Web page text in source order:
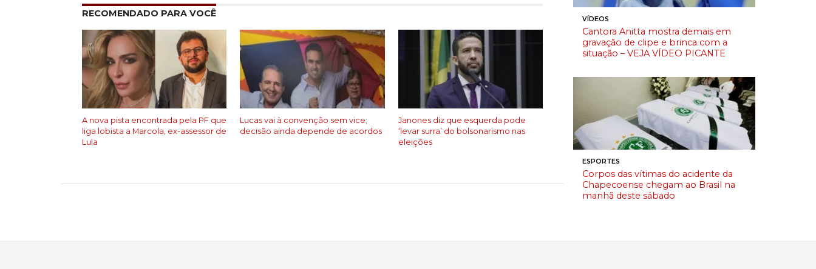
RECOMENDADO PARA VOCÊ
A nova pista encontrada pela PF que
liga lobista a Marcola, ex-assessor de
Lula
Lucas vai à convenção sem vice;
decisão ainda depende de acordos
Janones diz que esquerda pode
‘levar surra’ do bolsonarismo nas
eleições
VÍDEOS
Cantora Anitta mostra demais em
gravação de clipe e brinca com a
situação – VEJA VÍDEO PICANTE
ESPORTES
Corpos das vítimas do acidente da
Chapecoense chegam ao Brasil na
manhã deste sábado